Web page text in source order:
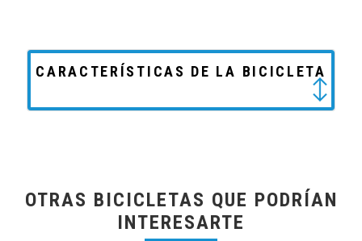
CARACTERÍSTICAS DE LA BICICLETA
OTRAS BICICLETAS QUE PODRÍAN
INTERESARTE